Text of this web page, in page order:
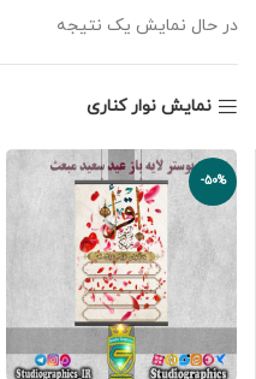
در حال نمایش یک نتیجه
نمایش نوار کناری
-50%